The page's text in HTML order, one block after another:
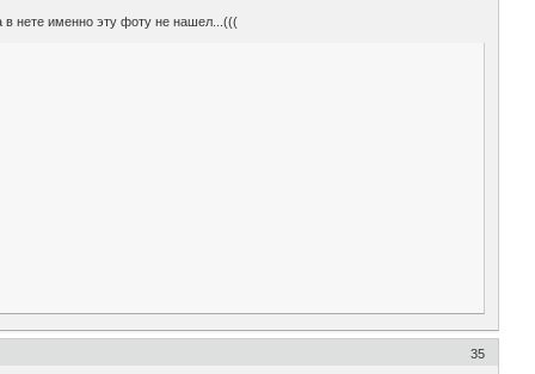
в нете именно эту фоту не нашел...(((
35